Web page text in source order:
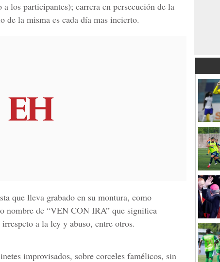
los participantes); carrera en persecución de la
de la misma es cada día mas incierto.
que lleva grabado en su montura, como
nombre de “VEN CON IRA” que significa
a la ley y abuso, entre otros.
improvisados, sobre corceles famélicos, sin